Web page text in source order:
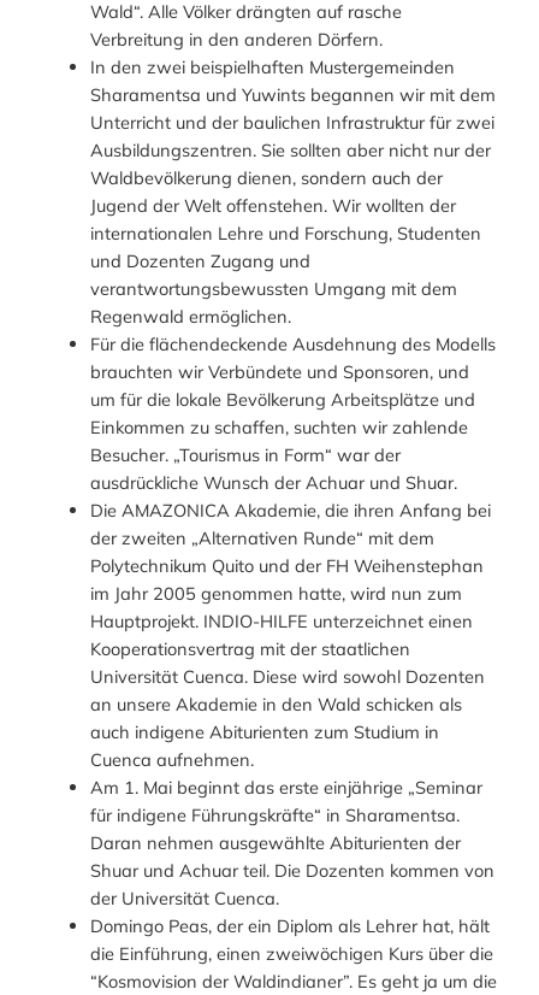
Wald“. Alle Völker drängten auf rasche
Verbreitung in den anderen Dörfern.
In den zwei beispielhaften Mustergemeinden
Sharamentsa und Yuwints begannen wir mit dem
Unterricht und der baulichen Infrastruktur für zwei
Ausbildungszentren. Sie sollten aber nicht nur der
Waldbevölkerung dienen, sondern auch der
Jugend der Welt offenstehen. Wir wollten der
internationalen Lehre und Forschung, Studenten
und Dozenten Zugang und
verantwortungsbewussten Umgang mit dem
Regenwald ermöglichen.
Für die flächendeckende Ausdehnung des Modells
brauchten wir Verbündete und Sponsoren, und
um für die lokale Bevölkerung Arbeitsplätze und
Einkommen zu schaffen, suchten wir zahlende
Besucher. „Tourismus in Form“ war der
ausdrückliche Wunsch der Achuar und Shuar.
Die AMAZONICA Akademie, die ihren Anfang bei
der zweiten „Alternativen Runde“ mit dem
Polytechnikum Quito und der FH Weihenstephan
im Jahr 2005 genommen hatte, wird nun zum
Hauptprojekt. INDIO-HILFE unterzeichnet einen
Kooperationsvertrag mit der staatlichen
Universität Cuenca. Diese wird sowohl Dozenten
an unsere Akademie in den Wald schicken als
auch indigene Abiturienten zum Studium in
Cuenca aufnehmen.
Am 1. Mai beginnt das erste einjährige „Seminar
für indigene Führungskräfte“ in Sharamentsa.
Daran nehmen ausgewählte Abiturienten der
Shuar und Achuar teil. Die Dozenten kommen von
der Universität Cuenca.
Domingo Peas, der ein Diplom als Lehrer hat, hält
die Einführung, einen zweiwöchigen Kurs über die
“Kosmovision der Waldindianer”. Es geht ja um die